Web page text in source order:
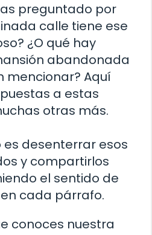
preguntado por
calle tiene ese
¿O qué hay
abandonada
mencionar? Aquí
a estas
otras más.
es desenterrar esos
y compartirlos
el sentido de
cada párrafo.
conoces nuestra